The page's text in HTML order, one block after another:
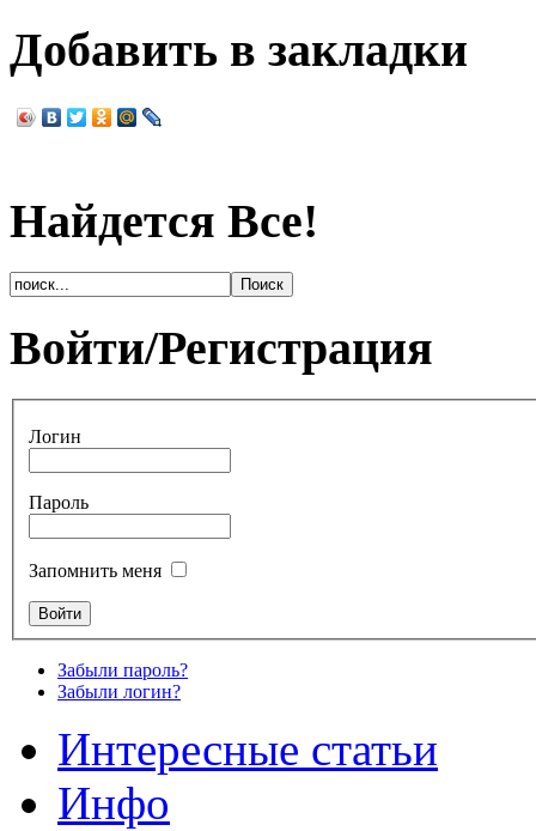
Добавить в закладки
Найдется Все!
Войти/Регистрация
Логин
Пароль
Запомнить меня
Забыли пароль?
Забыли логин?
Интересные статьи
Инфо